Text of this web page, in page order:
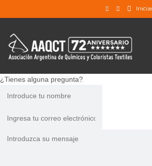
¿Tienes alguna pregunta?